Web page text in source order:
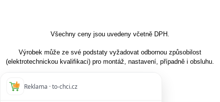
Všechny ceny jsou uvedeny včetně DPH.
Výrobek může ze své podstaty vyžadovat odbornou způsobilost
(elektrotechnickou kvalifikaci) pro montáž, nastavení, případně i obsluhu.
Reklama · to-chci.cz